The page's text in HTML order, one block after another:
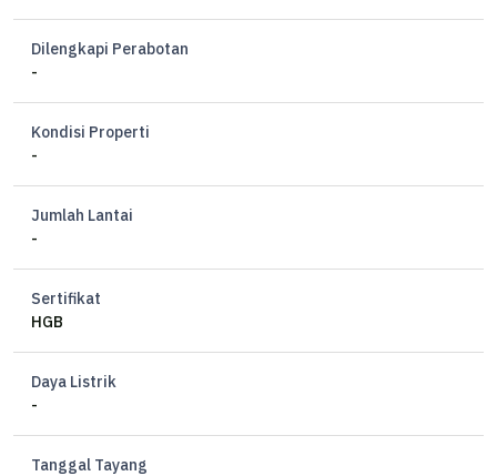
Dilengkapi Perabotan
-
Kondisi Properti
-
Jumlah Lantai
-
Sertifikat
HGB
Daya Listrik
-
Tanggal Tayang